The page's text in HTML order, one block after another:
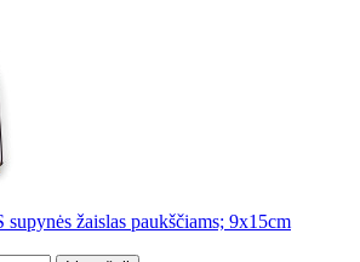
žaislas paukščiams; 9x15cm